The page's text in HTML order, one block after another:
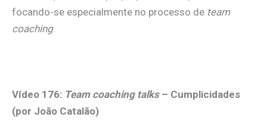
focando-se especialmente no processo de team
coaching.
Vídeo 176: Team coaching talks– Cumplicidades
(por João Catalão)